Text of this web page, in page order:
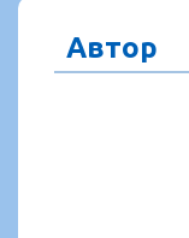
Автор